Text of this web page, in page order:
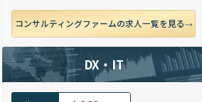
コンサルティングファームの求人一覧を見る
DX・IT